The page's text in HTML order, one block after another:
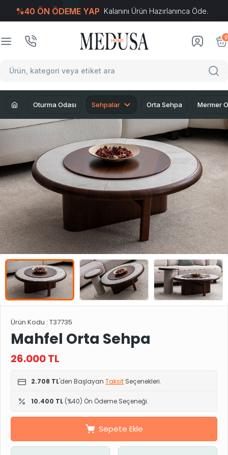
%40 ÖN ÖDEME YAP Kalanını Ürün Hazırlanınca Öde.
0
Oturma Odası Sehpalar Orta Sehpa Mermer
Ürün Kodu : T37735
Mahfel Orta Sehpa
26.000TL
2.708 TL'den Başlayan Taksit Seçenekleri.
10.400 TL (%40) Ön Ödeme Seçeneği.
Sepete Ekle
T-Soft E-Ticaret Sistemleriyle Hazırlanmıştır.